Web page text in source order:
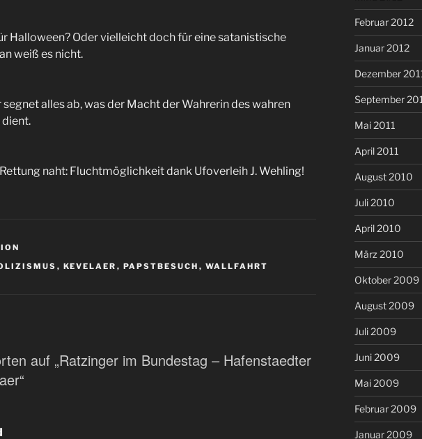
Halloween? Oder vielleicht doch für eine satanistische
weiß es nicht.
segnet alles ab, was der Macht der Wahrerin des wahren
dient.
naht: Fluchtmöglichkeit dank Ufoverleih J. Wehling!
, KEVELAER , PAPSTBESUCH , WALLFAHRT
auf „Ratzinger im Bundestag – Hafenstaedter
Februar 2012
Januar 2012
Dezember
September
Mai 2011
April 2011
August 2010
Juli 2010
April 2010
März 2010
Oktober 2009
August 2009
Juli 2009
Juni 2009
Mai 2009
Februar 2009
Januar 2009